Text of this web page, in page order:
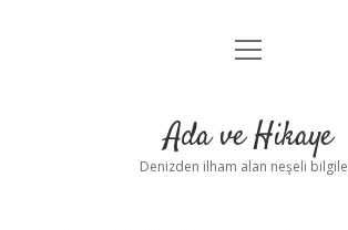
Anasayfa
Yasal Uyarı
menüyü
Ada ve Hikaye
Denizden ilham alan neşeli